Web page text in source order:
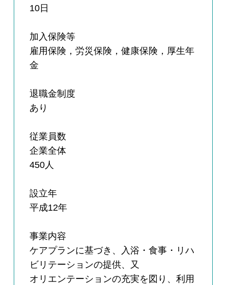
10日
加入保険等
雇用保険，労災保険，健康保険，厚生年
金
退職金制度
あり
従業員数
企業全体
450人
設立年
平成12年
事業内容
ケアプランに基づき、入浴・食事・リハ
ビリテーションの提供、又
オリエンテーションの充実を図り、利用